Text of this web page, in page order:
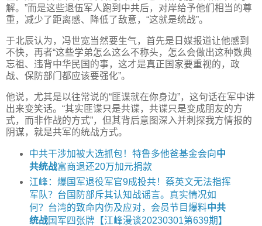
解。”而是这些退伍军人跑到中共后，对岸给予他们相当的尊
重，减少了距离感、降低了敌意，“这就是统战”。
于北辰认为，冯世宽当然要生气，首先是日媒报道让他感到
不快，再者“这些学弟怎么这么不称头，怎么会做出这种数典
忘祖、违背中华民国的事，这才是真正国家要重视的，政
战、保防部门都应该要强化”。
他说，尤其是以往常说的“匪谍就在你身边”，这句话在军中讲
出来变笑话。“其实匪谍只是共谍，共谍只是变成朋友的方
式，而非作战的方式”，但其背后意图深入并刺探我方情报的
阴谋，就是共军的统战方式。
中共干涉加被大选抓包！特鲁多他爸基金会向中
共统战富商退还20万加元捐款
江峰：爆国军退役军官9成投共！蔡英文无法指挥
军队？台国防部斥其认知战谣言。真实情况如
何？台湾的致命内伤及应对，会员节目爆料中共
统战国军四张牌【江峰漫谈20230301第639期】